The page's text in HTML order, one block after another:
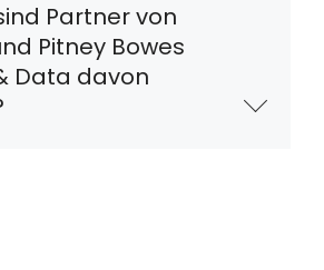
Partner von
Pitney Bowes
Data davon